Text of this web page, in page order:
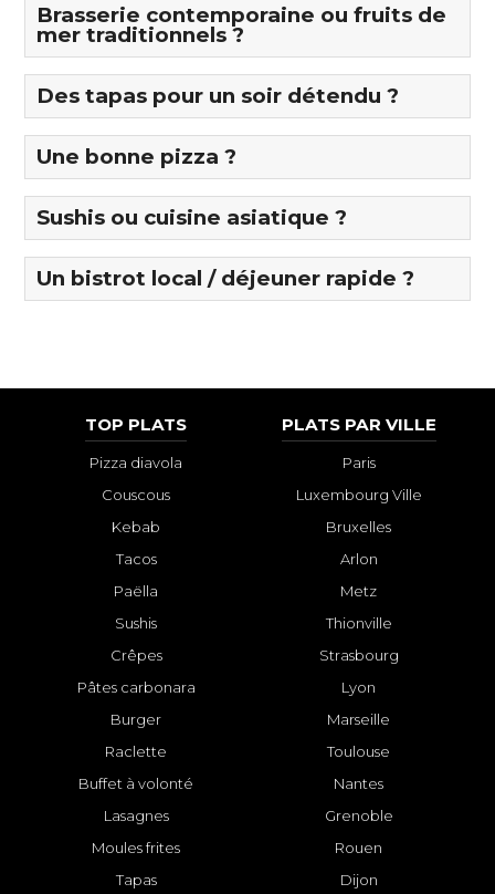
Brasserie contemporaine ou fruits de
mer traditionnels ?
Des tapas pour un soir détendu ?
Une bonne pizza ?
Sushis ou cuisine asiatique ?
Un bistrot local / déjeuner rapide ?
TOP PLATS
Pizza diavola
Couscous
Kebab
Tacos
Paëlla
Sushis
Crêpes
Pâtes carbonara
Burger
Raclette
Buffet à volonté
Lasagnes
Moules frites
Tapas
PLATS PAR VILLE
Paris
Luxembourg Ville
Bruxelles
Arlon
Metz
Thionville
Strasbourg
Lyon
Marseille
Toulouse
Nantes
Grenoble
Rouen
Dijon